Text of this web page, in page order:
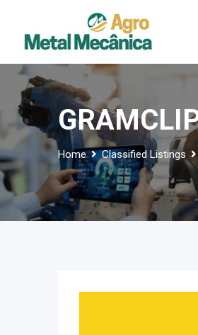
content
Home Classified Listings